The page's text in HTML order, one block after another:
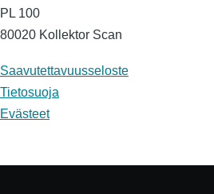
PL 100
80020 Kollektor Scan
Saavutettavuusseloste
Tietosuoja
Evästeet